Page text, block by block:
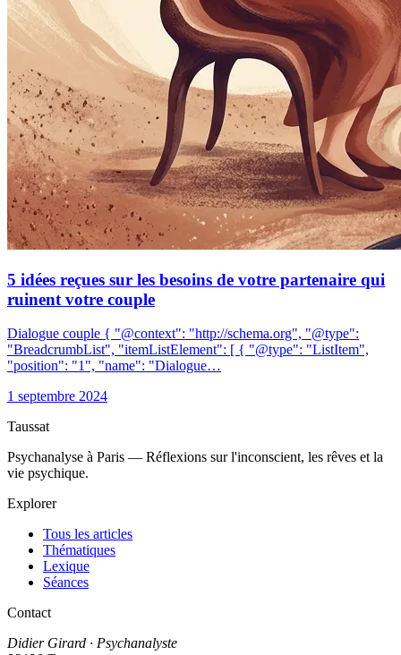
5 idées reçues sur les besoins de votre partenaire qui
ruinent votre couple
Dialogue couple { "@context": "http://schema.org", "@type":
"BreadcrumbList", "itemListElement": [ { "@type": "ListItem",
"position": "1", "name": "Dialogue…
1 septembre 2024
Taussat
Psychanalyse à Paris — Réflexions sur l'inconscient, les rêves et la
vie psychique.
Explorer
Tous les articles
Thématiques
Lexique
Séances
Contact
Didier Girard · Psychanalyste